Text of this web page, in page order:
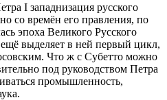
I западнизация русского
со времён его правления, по
эпоха Великого Русского
выделяет в ней первый цикл,
Что ж с Субетто можно
под руководством Петра
промышленность,